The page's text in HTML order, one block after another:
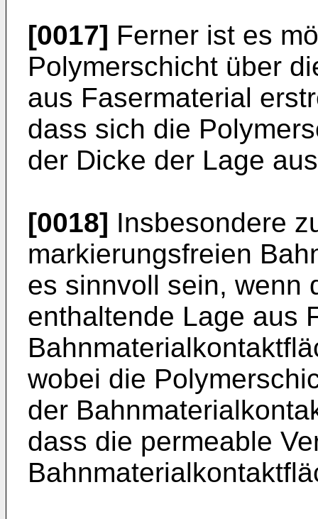
[0017] Ferner ist es
Polymerschicht über
aus Fasermaterial
dass sich die
der Dicke der Lage
[0018] Insbesondere
markierungsfreien
es sinnvoll sein, wenn
enthaltende Lage aus
wobei die
der
dass die permeable